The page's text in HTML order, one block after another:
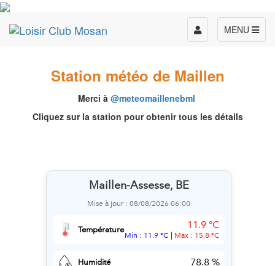
MENU
Toggle
navigation
Station météo de Maillen
Merci à @meteomaillenebml
Cliquez sur la station pour obtenir tous les détails